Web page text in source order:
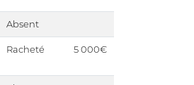
Absent
Racheté 5 000€